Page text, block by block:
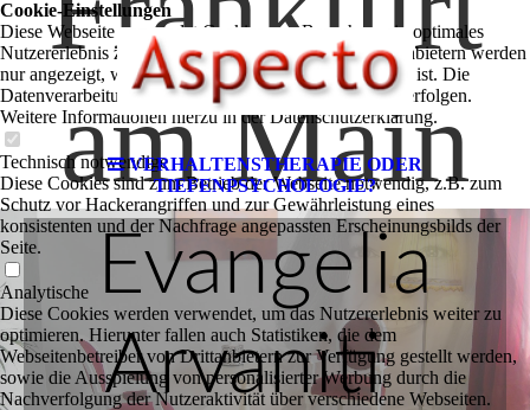
VERHALTENSTHERAPIE ODER
TIEFENPSYCHOLOGIE?
am Main
Evangelia
Arvaniti
Cookie-Einstellungen
Diese Webseite verwendet Cookies, um Besuchern ein optimales
Nutzererlebnis zu bieten. Bestimmte Inhalte von Drittanbietern werden
nur angezeigt, wenn die entsprechende Option aktiviert ist. Die
Datenverarbeitung kann dann auch in einem Drittland erfolgen.
Weitere Informationen hierzu in der Datenschutzerklärung.
Technisch notwendige
Diese Cookies sind zum Betrieb der Webseite notwendig, z.B. zum
Schutz vor Hackerangriffen und zur Gewährleistung eines
konsistenten und der Nachfrage angepassten Erscheinungsbilds der
Seite.
Analytische
Diese Cookies werden verwendet, um das Nutzererlebnis weiter zu
optimieren. Hierunter fallen auch Statistiken, die dem
Webseitenbetreiber von Drittanbietern zur Verfügung gestellt werden,
sowie die Ausspielung von personalisierter Werbung durch die
Nachverfolgung der Nutzeraktivität über verschiedene Webseiten.